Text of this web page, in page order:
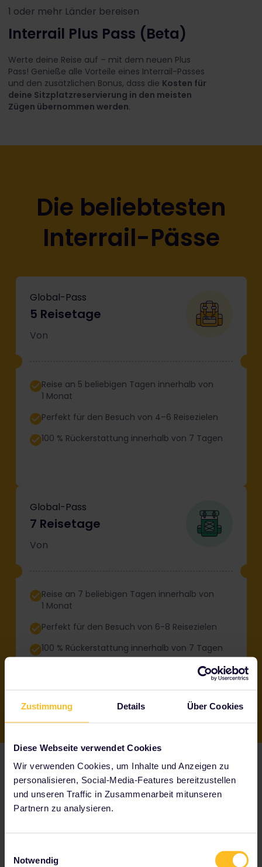
Zustimmung Details Über Cookies
Diese Webseite verwendet Cookies
Wir verwenden Cookies, um Inhalte und Anzeigen zu
personalisieren, Social-Media-Features bereitzustellen
und unseren Traffic in Zusammenarbeit mitunseren
Partnern zu analysieren.
Notwendig
1 oder mehr Länder bereisen
Interrail Plus Pass (Beta)
Werte deine Reise auf – mit dem neuen Plus
Pass! Genieße alle Vorteile eines Interrail-Passes
und den zusätzlichen Bonus, dass die Kosten für
deine Sitzplatzreservierung in den meisten
Zügen übernommen werden.
Die beliebtesten
Interrail-Pässe
Global-Pass
5 Reisetage
Von
Reise an 5 beliebigen Tagen innerhalb von
1 Monat
Perfekt für den Besuch von 4–6 Reisezielen
100 % Rückerstattung innerhalb von 7 Tagen
Global-Pass
7 Reisetage
Von
Reise an 7 beliebigen Tagen innerhalb von
1 Monat
Perfekt für den Besuch von 6-8 Reisezielen
100 % Rückerstattung innerhalb von 7 Tagen
Was ist im Pass